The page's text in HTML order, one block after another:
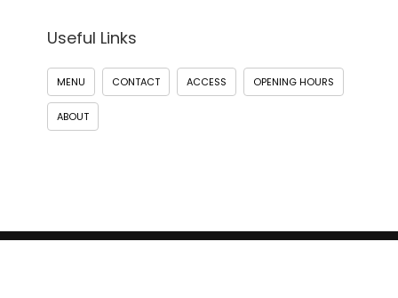
Useful Links
MENU CONTACT ACCESS OPENING HOURS
ABOUT